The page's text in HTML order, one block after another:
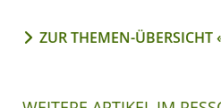
ZUR THEMEN-ÜBERSICHT